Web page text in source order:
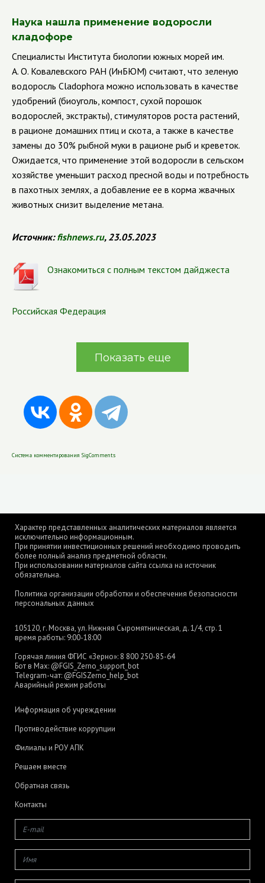
Наука нашла применение водоросли
кладофоре
Специалисты Института биологии южных морей им.
А. О. Ковалевского РАН (ИнБЮМ) считают, что зеленую
водоросль Cladophora можно использовать в качестве
удобрений (биоуголь, компост, сухой порошок
водорослей, экстракты), стимуляторов роста растений,
в рационе домашних птиц и скота, а также в качестве
замены до 30% рыбной муки в рационе рыб и креветок.
Ожидается, что применение этой водоросли в сельском
хозяйстве уменьшит расход пресной воды и потребность
в пахотных землях, а добавление ее в корма жвачных
животных снизит выделение метана.
Источник: fishnews.ru, 23.05.2023
Ознакомиться с полным текстом дайджеста
Российская Федерация
Показать еще
Система комментирования SigComments
Характер представленных аналитических материалов является
исключительно информационным.
При принятии инвестиционных решений необходимо проводить
более полный анализ предметной области.
При использовании материалов сайта ссылка на источник
обязательна.
Политика организации обработки и обеспечения безопасности
персональных данных
105120, г. Москва, ул. Нижняя Сыромятническая, д. 1/4, стр. 1
время работы: 9:00-18:00
Горячая линия ФГИС «Зерно»: 8 800 250-85-64
Бот в Max: @FGIS_Zerno_support_bot
Telegram-чат: @FGISZerno_help_bot
Аварийный режим работы
Информация об учреждении
Противодействие коррупции
Филиалы и РОУ АПК
Решаем вместе
Обратная связь
Контакты